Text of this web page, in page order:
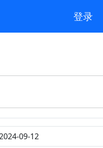
登录
09-12